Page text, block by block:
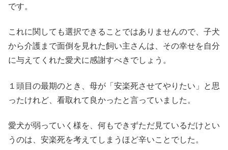
です。
これに関しても選択できることではありませんので、子犬
から介護まで面倒を見れた飼い主さんは、その幸せを自分
に与えてくれた愛犬に感謝すべきでしょう。
１頭目の最期のとき、母が「安楽死させてやりたい」と思
ったけれど、看取れて良かったと言っていました。
愛犬が弱っていく様を、何もできずただ見ているだけとい
うのは、安楽死を考えてしまうほど辛いことでした。